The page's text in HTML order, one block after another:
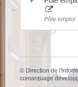
Pôle emploi
© Direction de
comarquage